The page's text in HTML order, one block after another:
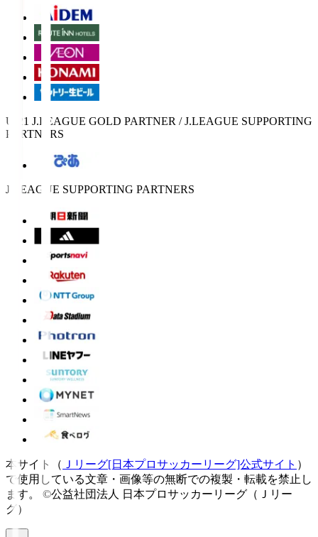
U-21 J.LEAGUE GOLD PARTNER / J.LEAGUE SUPPORTING
PARTNERS
J.LEAGUE SUPPORTING PARTNERS
本サイト（ Ｊリーグ[日本プロサッカーリーグ]公式サイト ）
で使用している文章・画像等の無断での複製・転載を禁止し
ます。
©公益社団法人 日本プロサッカーリーグ（Ｊリー
グ）